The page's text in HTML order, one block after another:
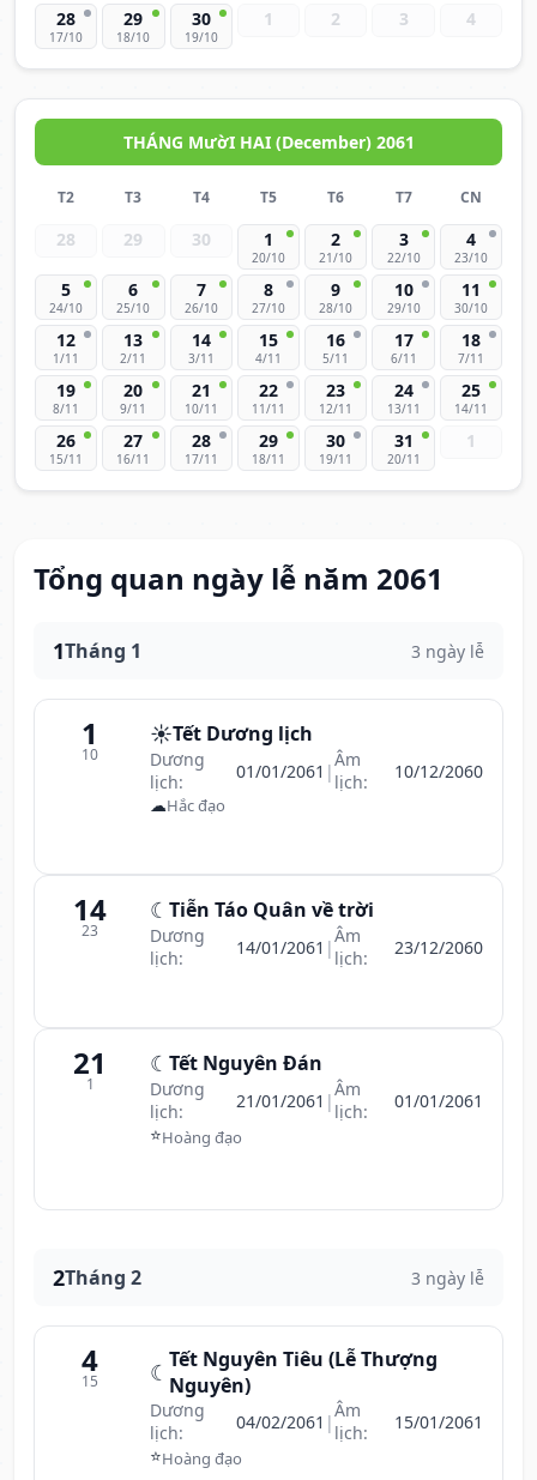
28
17/10
29
18/10
30
19/10
1 2 3 4
THÁNG MườI HAI (December) 2061
T2 T3 T4 T5 T6 T7 CN
28 29 30 1
20/10
2
21/10
3
22/10
4
23/10
5
24/10
6
25/10
7
26/10
8
27/10
9
28/10
10
29/10
11
30/10
12
1/11
13
2/11
14
3/11
15
4/11
16
5/11
17
6/11
18
7/11
19
8/11
20
9/11
21
10/11
22
11/11
23
12/11
24
13/11
25
14/11
26
15/11
27
16/11
28
17/11
29
18/11
30
19/11
31
20/11
1
Tổng quan ngày lễ năm 2061
1Tháng 1 3 ngày lễ
1
10
☀️Tết Dương lịch
Dương
lịch:
01/01/2061 |Âm
lịch:
10/12/2060
☁Hắc đạo
14
23
☾ Tiễn Táo Quân về trời
Dương
lịch:
14/01/2061 |Âm
lịch:
23/12/2060
21
1
☾ Tết Nguyên Đán
Dương
lịch:
21/01/2061 |Âm
lịch:
01/01/2061
⭐Hoàng đạo
2Tháng 2 3 ngày lễ
4
15 ☾ Tết Nguyên Tiêu (Lễ Thượng
Nguyên)
Dương
lịch:
04/02/2061 |Âm
lịch:
15/01/2061
⭐Hoàng đạo